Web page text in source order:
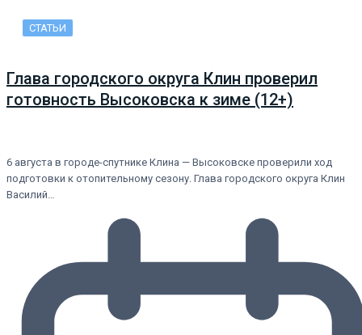
СТАТЬИ
Глава городского округа Клин проверил
готовность Высоковска к зиме (12+)
6 августа в городе-спутнике Клина — Высоковске проверили ход
подготовки к отопительному сезону. Глава городского округа Клин
Василий…